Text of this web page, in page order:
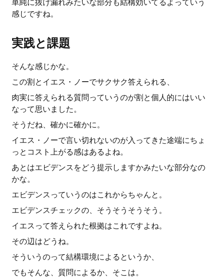
単純に抜け漏れみたいな部分も結構効いてるよっていう
感じですね。
実践と課題
そんな感じかな。
この割とイエス・ノーでサクサク答えられる、
肉実に答えられる質問っていうのが割と個人的にはいい
なって思いました。
そうだね、確かに確かに。
イエス・ノーで言い切れないのが入ってきた途端にちょ
っとコスト上がる感はあるよね。
あとはエビデンスをどう提示しますかみたいな部分なの
かな。
エビデンスっていうのはこれからちゃんと。
エビデンスチェックの、そうそうそうそう。
イエスって答えられた根拠はこれですよね。
その辺はどうね。
そういうのって結構環境によるというか、
でもそんな、質問によるか、そこは。